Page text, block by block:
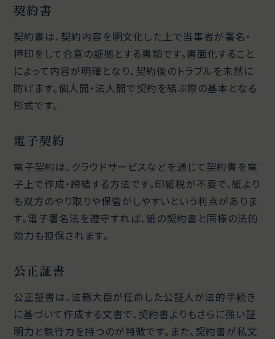
契約書
契約書は、契約内容を明文化した上で当事者が署名・
押印をして合意の証拠とする書類です。書面化すること
によって内容が明確となり、契約後のトラブルを未然に
防げます。個人間・法人間で契約を結ぶ際の基本となる
形式です。
電子契約
電子契約は、クラウドサービスなどを通じて契約書を電
子上で作成・締結する方法です。印紙税が不要で、紙より
も双方のやり取りや保管がしやすいという利点がありま
す。電子署名法を遵守すれば、紙の契約書と同様の法的
効力も担保されます。
公正証書
公正証書は、法務大臣が任命した公証人が法的手続き
に基づいて作成する文書で、契約書よりもさらに強い証
明力と執行力を持つのが特徴です。また、契約書が私文